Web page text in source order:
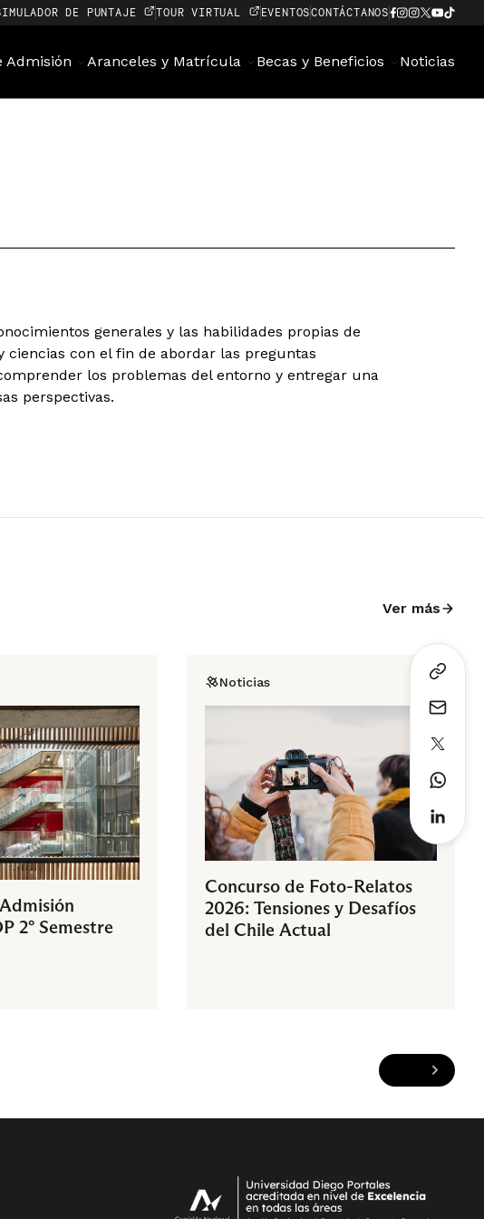
DE PUNTAJE TOUR VIRTUAL EVENTOSCONTÁCTANOS
Admisión Aranceles y Matrícula Becas y Beneficios Noticias
generales y las habilidades propias de
ciencias con el fin de abordar las preguntas
los problemas del entorno y entregar una
perspectivas.
Ver más
2° Semestre
Noticias
Concurso de Foto-Relatos
2026: Tensiones y Desafíos
del Chile Actual